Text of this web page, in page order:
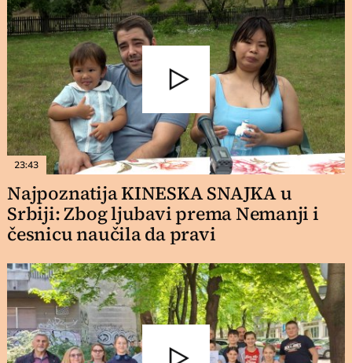
23:43
Najpoznatija KINESKA SNAJKA u
Srbiji: Zbog ljubavi prema Nemanji i
česnicu naučila da pravi